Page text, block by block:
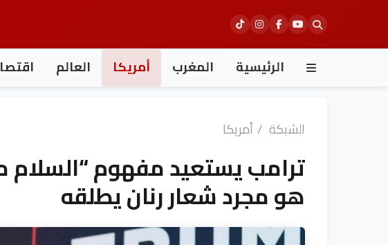
الرئيسية المغرب أمريكا العالم
الشبكة / أمريكا
ترامب يستعيد مفهوم “السلام
هو مجرد شعار رنان يطلقه